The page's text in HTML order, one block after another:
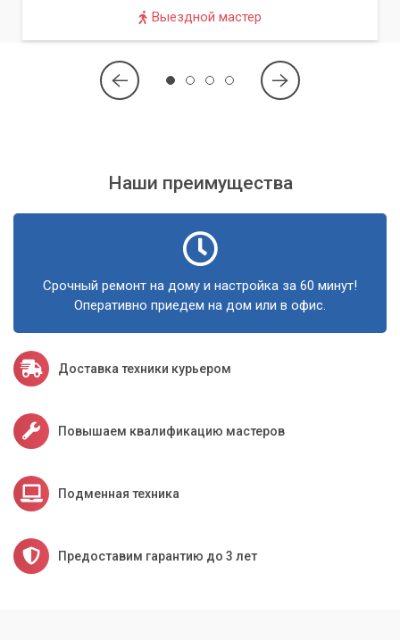
Выездной мастер
Наши преимущества
Срочный ремонт на дому и настройка за 60 минут!
Оперативно приедем на дом или в офис.
Доставка техники курьером
Повышаем квалификацию мастеров
Подменная техника
Предоставим гарантию до 3 лет